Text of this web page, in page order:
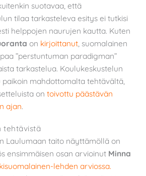
suotavaa, että
tilaa tarkasteleva esitys ei tutkisi
helppojen naurujen kautta. Kuten
on kirjoittanut, suomalainen
”perstuntuman paradigman”
tarkastelua. Koulukeskustelun
mahdottomalta tehtävältä,
on toivottu päästävän
ajan.
tehtävistä
Laulumaan taito näyttämöllä on
ensimmäisen osan arvioinut Minna
lehden arviossa.